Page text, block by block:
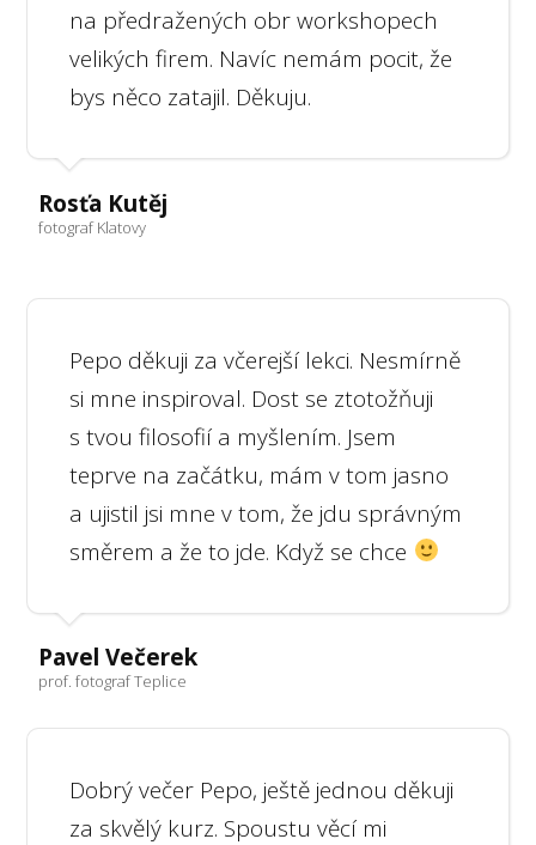
na předražených obr workshopech
velikých firem. Navíc nemám pocit, že
bys něco zatajil. Děkuju.
Rosťa Kutěj
fotograf Klatovy
Pepo děkuji za včerejší lekci. Nesmírně
si mne inspiroval. Dost se ztotožňuji
s tvou filosofií a myšlením. Jsem
teprve na začátku, mám v tom jasno
a ujistil jsi mne v tom, že jdu správným
směrem a že to jde. Když se chce
Pavel Večerek
prof. fotograf Teplice
Dobrý večer Pepo, ještě jednou děkuji
za skvělý kurz. Spoustu věcí mi